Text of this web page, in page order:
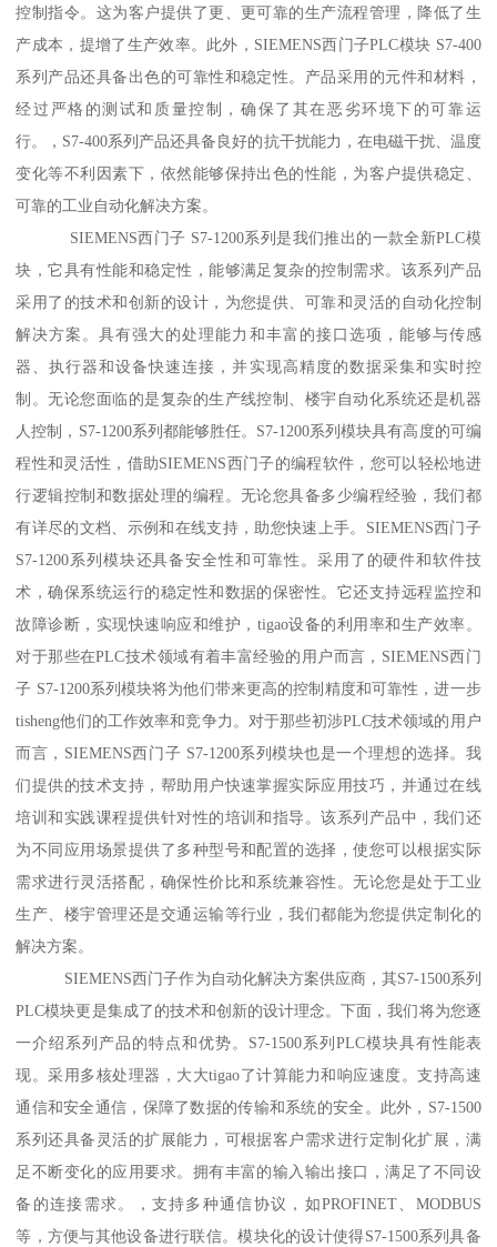
控制指令。这为客户提供了更、更可靠的生产流程管理，降低了生
产成本，提增了生产效率。此外，SIEMENS西门子PLC模块 S7-400
系列产品还具备出色的可靠性和稳定性。产品采用的元件和材料，
经过严格的测试和质量控制，确保了其在恶劣环境下的可靠运
行。，S7-400系列产品还具备良好的抗干扰能力，在电磁干扰、温度
变化等不利因素下，依然能够保持出色的性能，为客户提供稳定、
可靠的工业自动化解决方案。
SIEMENS西门子 S7-1200系列是我们推出的一款全新PLC模
块，它具有性能和稳定性，能够满足复杂的控制需求。该系列产品
采用了的技术和创新的设计，为您提供、可靠和灵活的自动化控制
解决方案。具有强大的处理能力和丰富的接口选项，能够与传感
器、执行器和设备快速连接，并实现高精度的数据采集和实时控
制。无论您面临的是复杂的生产线控制、楼宇自动化系统还是机器
人控制，S7-1200系列都能够胜任。S7-1200系列模块具有高度的可编
程性和灵活性，借助SIEMENS西门子的编程软件，您可以轻松地进
行逻辑控制和数据处理的编程。无论您具备多少编程经验，我们都
有详尽的文档、示例和在线支持，助您快速上手。SIEMENS西门子
S7-1200系列模块还具备安全性和可靠性。采用了的硬件和软件技
术，确保系统运行的稳定性和数据的保密性。它还支持远程监控和
故障诊断，实现快速响应和维护，tigao设备的利用率和生产效率。
对于那些在PLC技术领域有着丰富经验的用户而言，SIEMENS西门
子 S7-1200系列模块将为他们带来更高的控制精度和可靠性，进一步
tisheng他们的工作效率和竞争力。对于那些初涉PLC技术领域的用户
而言，SIEMENS西门子 S7-1200系列模块也是一个理想的选择。我
们提供的技术支持，帮助用户快速掌握实际应用技巧，并通过在线
培训和实践课程提供针对性的培训和指导。该系列产品中，我们还
为不同应用场景提供了多种型号和配置的选择，使您可以根据实际
需求进行灵活搭配，确保性价比和系统兼容性。无论您是处于工业
生产、楼宇管理还是交通运输等行业，我们都能为您提供定制化的
解决方案。
SIEMENS西门子作为自动化解决方案供应商，其S7-1500系列
PLC模块更是集成了的技术和创新的设计理念。下面，我们将为您逐
一介绍系列产品的特点和优势。S7-1500系列PLC模块具有性能表
现。采用多核处理器，大大tigao了计算能力和响应速度。支持高速
通信和安全通信，保障了数据的传输和系统的安全。此外，S7-1500
系列还具备灵活的扩展能力，可根据客户需求进行定制化扩展，满
足不断变化的应用要求。拥有丰富的输入输出接口，满足了不同设
备的连接需求。，支持多种通信协议，如PROFINET、MODBUS
等，方便与其他设备进行联信。模块化的设计使得S7-1500系列具备